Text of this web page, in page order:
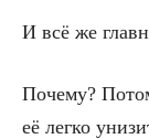
И всё же
Почему?
её легко